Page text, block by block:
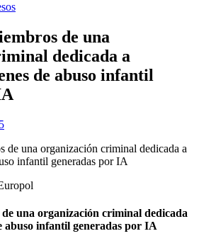
de una
dedicada a
de abuso infantil
una organización criminal dedicada
abuso infantil generadas por IA